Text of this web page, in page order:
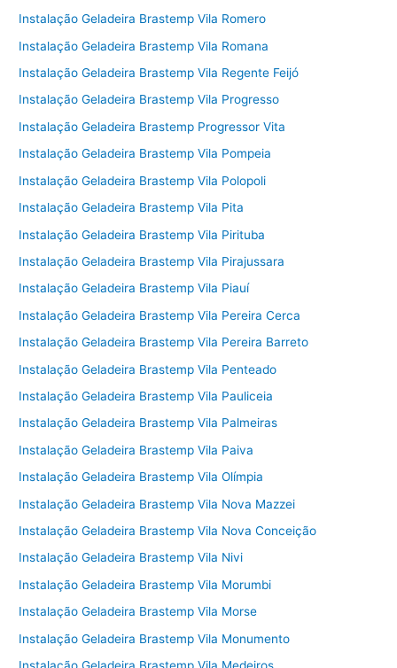
Instalação Geladeira Brastemp Vila Romero
Instalação Geladeira Brastemp Vila Romana
Instalação Geladeira Brastemp Vila Regente Feijó
Instalação Geladeira Brastemp Vila Progresso
Instalação Geladeira Brastemp Progressor Vita
Instalação Geladeira Brastemp Vila Pompeia
Instalação Geladeira Brastemp Vila Polopoli
Instalação Geladeira Brastemp Vila Pita
Instalação Geladeira Brastemp Vila Pirituba
Instalação Geladeira Brastemp Vila Pirajussara
Instalação Geladeira Brastemp Vila Piauí
Instalação Geladeira Brastemp Vila Pereira Cerca
Instalação Geladeira Brastemp Vila Pereira Barreto
Instalação Geladeira Brastemp Vila Penteado
Instalação Geladeira Brastemp Vila Pauliceia
Instalação Geladeira Brastemp Vila Palmeiras
Instalação Geladeira Brastemp Vila Paiva
Instalação Geladeira Brastemp Vila Olímpia
Instalação Geladeira Brastemp Vila Nova Mazzei
Instalação Geladeira Brastemp Vila Nova Conceição
Instalação Geladeira Brastemp Vila Nivi
Instalação Geladeira Brastemp Vila Morumbi
Instalação Geladeira Brastemp Vila Morse
Instalação Geladeira Brastemp Vila Monumento